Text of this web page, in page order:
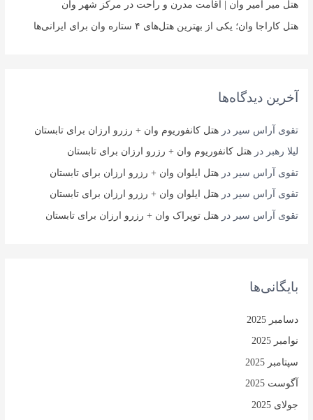
هتل میر امیر وان | اقامت مدرن و راحت در مرکز شهر وان
هتل کاراجا وان؛ یکی از بهترین هتل‌های ۴ ستاره وان برای ایرانی‌ها
آخرین دیدگاه‌ها
تقوی آراس سیر درهتل کانفوریوم وان + رزرو ارزان برای تابستان
لیلا رهبر درهتل کانفوریوم وان + رزرو ارزان برای تابستان
تقوی آراس سیر درهتل ایلوان وان + رزرو ارزان برای تابستان
تقوی آراس سیر درهتل ایلوان وان + رزرو ارزان برای تابستان
تقوی آراس سیر درهتل توپراک وان + رزرو ارزان برای تابستان
بایگانی‌ها
دسامبر 2025
نوامبر 2025
سپتامبر 2025
آگوست 2025
جولای 2025